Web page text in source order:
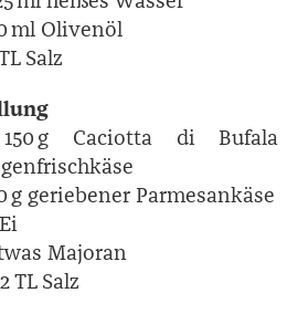
ml Olivenöl
Salz
g Caciotta di Bufala
g geriebener Parmesankäse
Majoran
TL Salz